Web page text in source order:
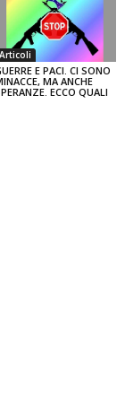
Articoli
E PACI. CI SONO
MA ANCHE
ECCO QUALI